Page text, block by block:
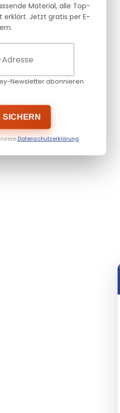
Material, alle Top-
erklärt. Jetzt gratis per E-
Newsletter abonnieren
SICHERN
Datenschutzerklärung.